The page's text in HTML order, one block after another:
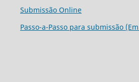
Submissão Online
Passo-a-Passo para submissão